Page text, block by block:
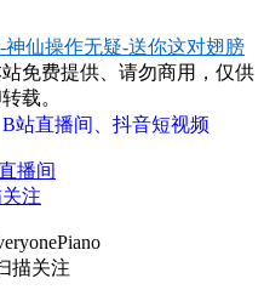
神仙操作无疑-送你这对翅膀
免费提供、请勿商用，仅供
载。
站直播间、抖音短视频
播间
注
描关注